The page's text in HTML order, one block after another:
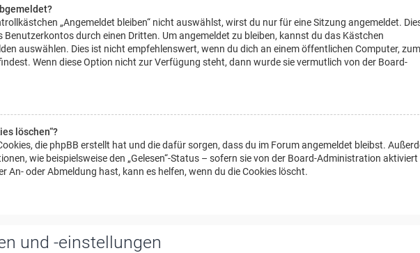
„Angemeldet bleiben“ nicht auswählst, wirst du nur für eine Sitzung angemeldet.
durch einen Dritten. Um angemeldet zu bleiben, kannst du das Kästchen
auswählen. Dies ist nicht empfehlenswert, wenn du dich an einem öffentlichen Computer, zum
Wenn diese Option nicht zur Verfügung steht, dann wurde sie vermutlich von der Board-
löschen“?
die phpBB erstellt hat und die dafür sorgen, dass du im Forum angemeldet bleibst.
wie beispielsweise den „Gelesen“-Status – sofern sie von der Board-Administration aktiviert
An- oder Abmeldung hast, kann es helfen, wenn du die Cookies löscht.
und -einstellungen